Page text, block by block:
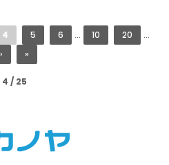
4 / 25
4 5 6 ... 10 20
...
›
»